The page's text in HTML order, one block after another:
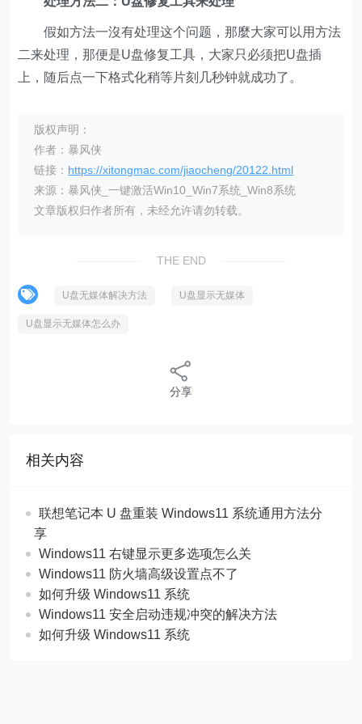
假如方法一沒有处理这个问题，那麼大家可以用方法
二来处理，那便是U盘修复工具，大家只必须把U盘插
上，随后点一下格式化稍等片刻几秒钟就成功了。
版权声明：
作者：暴风侠
链接： https://xitongmac.com/jiaocheng/20122.html
来源：暴风侠_一键激活Win10_Win7系统_Win8系统
文章版权归作者所有，未经允许请勿转载。
THE END
U盘无媒体解决方法 U盘显示无媒体
U盘显示无媒体怎么办
分享
相关内容
联想笔记本 U 盘重装 Windows11 系统通用方法分
享
Windows11 右键显示更多选项怎么关
Windows11 防火墙高级设置点不了
如何升级 Windows11 系统
Windows11 安全启动违规冲突的解决方法
如何升级 Windows11 系统